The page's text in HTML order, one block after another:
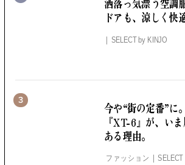
ドアも、涼しく快
SELECT by KINJO
3 今や“街の定番”に。
『XT-6』が、い
ある理由。
ファッション